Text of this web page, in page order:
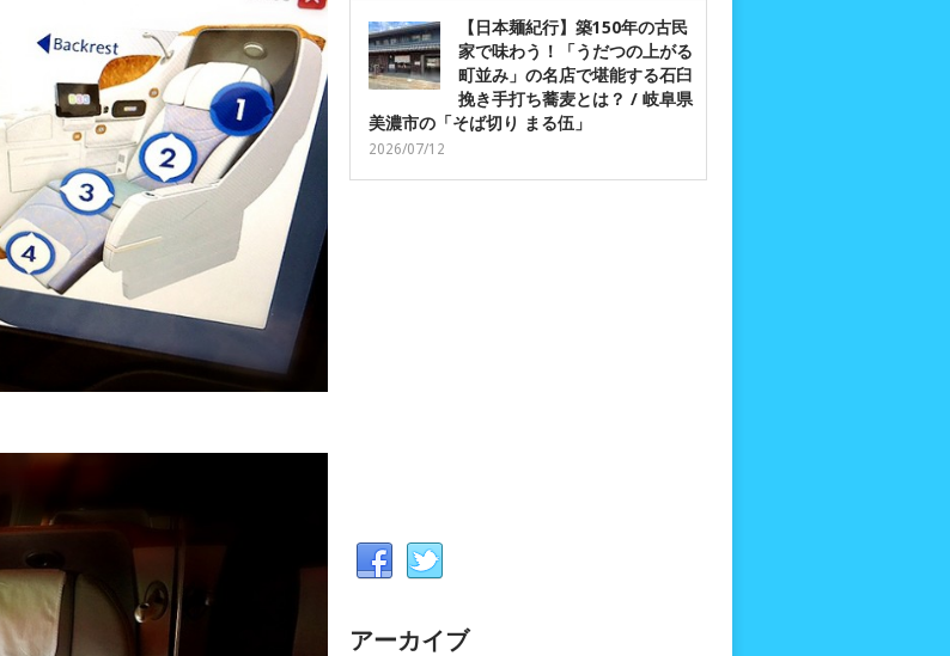
【日本麺紀行】築150年の古民
家で味わう！「うだつの上がる
町並み」の名店で堪能する石臼
挽き手打ち蕎麦とは？ / 岐阜県
美濃市の「そば切り まる伍」
2026/07/12
アーカイブ